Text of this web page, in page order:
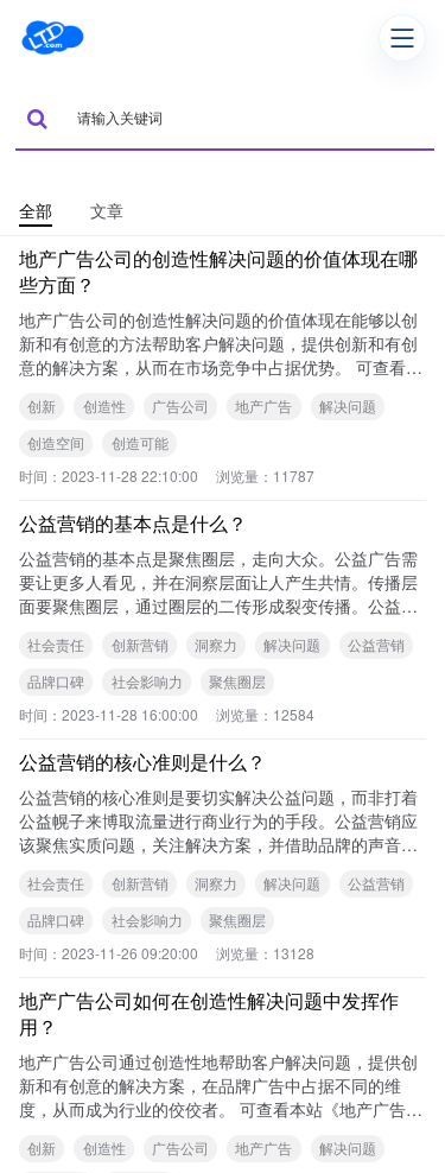
全部 文章
地产广告公司的创造性解决问题的价值体现在哪
些方面？
地产广告公司的创造性解决问题的价值体现在能够以创
新和有创意的方法帮助客户解决问题，提供创新和有创
意的解决方案，从而在市场竞争中占据优势。 可查看本
创新 创造性 广告公司 地产广告
解决问题
创造空间
创造可能
时间： 2023-11-28 22:10:00 浏览量： 11787
公益营销的基本点是什么？
公益营销的基本点是聚焦圈层，走向大众。公益广告需
要让更多人看见，并在洞察层面让人产生共情。传播层
面要聚焦圈层，通过圈层的二传形成裂变传播。公益营
益。
社会责任 创新营销 洞察力 解决问题
公益营销
品牌口碑
社会影响力
聚焦圈层
时间： 2023-11-28 16:00:00 浏览量： 12584
公益营销的核心准则是什么？
公益营销的核心准则是要切实解决公益问题，而非打着
公益幌子来博取流量进行商业行为的手段。公益营销应
该聚焦实质问题，关注解决方案，并借助品牌的声音和
社会责任 创新营销 洞察力 解决问题
公益营销
品牌口碑
社会影响力
聚焦圈层
时间： 2023-11-26 09:20:00 浏览量： 13128
地产广告公司如何在创造性解决问题中发挥作
用？
地产广告公司通过创造性地帮助客户解决问题，提供创
新和有创意的解决方案，在品牌广告中占据不同的维
度，从而成为行业的佼佼者。 可查看本站《地产广告公
创新 创造性 广告公司 地产广告
解决问题